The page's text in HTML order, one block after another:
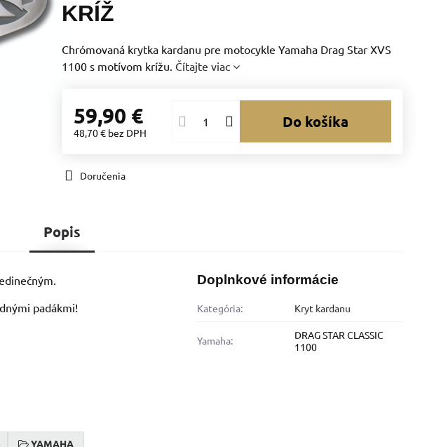
KRÍŽ
Chrómovaná krytka kardanu pre motocykle Yamaha Drag Star XVS
1100 s motívom krížu. Čítajte viac
59,90 €
48,70 € bez DPH
Do košíka
Doručenia
Popis
padákmi!
YAMAHA
Doplnkové informácie
Kategória: Kryt kardanu
Yamaha:
DRAG STAR CLASSIC
1100